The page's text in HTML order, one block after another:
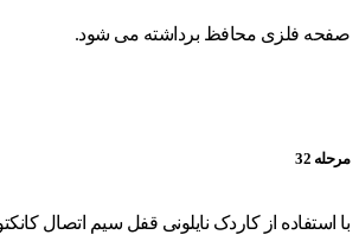
صفحه فلزی محافظ برداشته می شود.
مرحله 32
با استفاده از کاردک نایلونی قفل سیم اتصال